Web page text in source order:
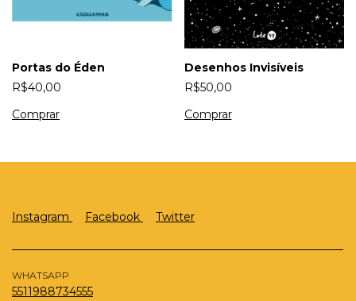
Portas do Éden
R$40,00
Desenhos Invisíveis
R$50,00
Instagram Facebook Twitter
WHATSAPP
5511988734555